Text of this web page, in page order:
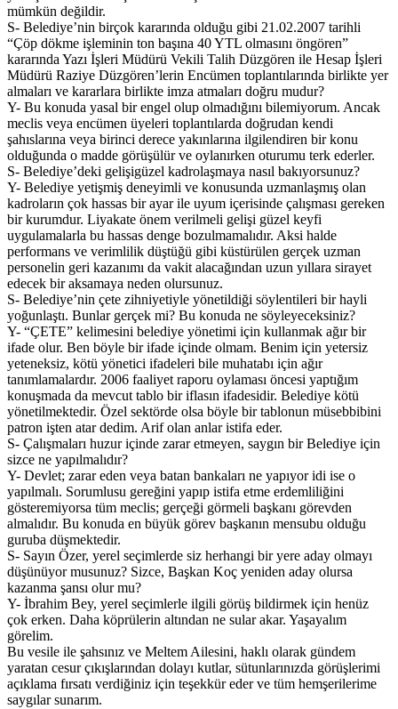
mümkün değildir.
S- Belediye’nin birçok kararında olduğu gibi 21.02.2007 tarihli
“Çöp dökme işleminin ton başına 40 YTL olmasını öngören”
kararında Yazı İşleri Müdürü Vekili Talih Düzgören ile Hesap İşleri
Müdürü Raziye Düzgören’lerin Encümen toplantılarında birlikte yer
almaları ve kararlara birlikte imza atmaları doğru mudur?
Y- Bu konuda yasal bir engel olup olmadığını bilemiyorum. Ancak
meclis veya encümen üyeleri toplantılarda doğrudan kendi
şahıslarına veya birinci derece yakınlarına ilgilendiren bir konu
olduğunda o madde görüşülür ve oylanırken oturumu terk ederler.
S- Belediye’deki gelişigüzel kadrolaşmaya nasıl bakıyorsunuz?
Y- Belediye yetişmiş deneyimli ve konusunda uzmanlaşmış olan
kadroların çok hassas bir ayar ile uyum içerisinde çalışması gereken
bir kurumdur. Liyakate önem verilmeli gelişi güzel keyfi
uygulamalarla bu hassas denge bozulmamalıdır. Aksi halde
performans ve verimlilik düştüğü gibi küstürülen gerçek uzman
personelin geri kazanımı da vakit alacağından uzun yıllara sirayet
edecek bir aksamaya neden olursunuz.
S- Belediye’nin çete zihniyetiyle yönetildiği söylentileri bir hayli
yoğunlaştı. Bunlar gerçek mi? Bu konuda ne söyleyeceksiniz?
Y- “ÇETE” kelimesini belediye yönetimi için kullanmak ağır bir
ifade olur. Ben böyle bir ifade içinde olmam. Benim için yetersiz
yeteneksiz, kötü yönetici ifadeleri bile muhatabı için ağır
tanımlamalardır. 2006 faaliyet raporu oylaması öncesi yaptığım
konuşmada da mevcut tablo bir iflasın ifadesidir. Belediye kötü
yönetilmektedir. Özel sektörde olsa böyle bir tablonun müsebbibini
patron işten atar dedim. Arif olan anlar istifa eder.
S- Çalışmaları huzur içinde zarar etmeyen, saygın bir Belediye için
sizce ne yapılmalıdır?
Y- Devlet; zarar eden veya batan bankaları ne yapıyor idi ise o
yapılmalı. Sorumlusu gereğini yapıp istifa etme erdemliliğini
gösteremiyorsa tüm meclis; gerçeği görmeli başkanı görevden
almalıdır. Bu konuda en büyük görev başkanın mensubu olduğu
guruba düşmektedir.
S- Sayın Özer, yerel seçimlerde siz herhangi bir yere aday olmayı
düşünüyor musunuz? Sizce, Başkan Koç yeniden aday olursa
kazanma şansı olur mu?
Y- İbrahim Bey, yerel seçimlerle ilgili görüş bildirmek için henüz
çok erken. Daha köprülerin altından ne sular akar. Yaşayalım
görelim.
Bu vesile ile şahsınız ve Meltem Ailesini, haklı olarak gündem
yaratan cesur çıkışlarından dolayı kutlar, sütunlarınızda görüşlerimi
açıklama fırsatı verdiğiniz için teşekkür eder ve tüm hemşerilerime
saygılar sunarım.